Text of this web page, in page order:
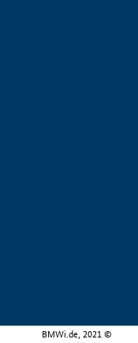
BMWi.de, 2021 ©